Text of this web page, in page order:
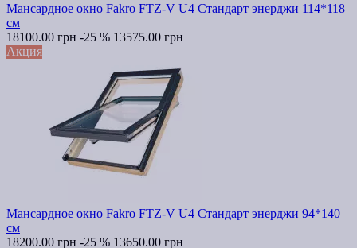
Мансардное окно Fakro FTZ-V U4 Стандарт энерджи 114*118
см
18100.00 грн -25 % 13575.00 грн
Акция
Мансардное окно Fakro FTZ-V U4 Стандарт энерджи 94*140
см
18200.00 грн -25 % 13650.00 грн